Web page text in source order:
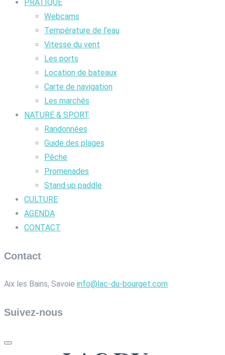
PRATIQUE
Webcams
Température de l’eau
Vitesse du vent
Les ports
Location de bateaux
Carte de navigation
Les marchés
NATURE & SPORT
Randonnées
Guide des plages
Pêche
Promenades
Stand up paddle
CULTURE
AGENDA
CONTACT
Contact
Aix les Bains, Savoie info@lac-du-bourget.com
Suivez-nous